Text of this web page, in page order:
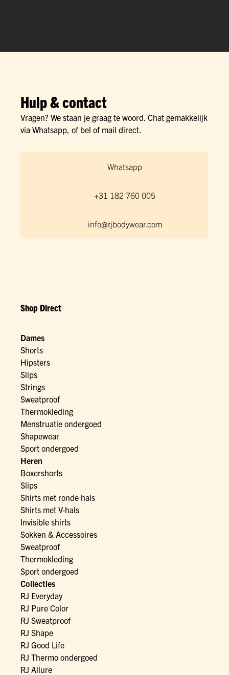
Hulp & contact
Vragen? We staan je graag te woord. Chat gemakkelijk
via Whatsapp, of bel of mail direct.
Whatsapp
+31 182 760 005
info@rjbodywear.com
Shop Direct
Dames
Shorts
Hipsters
Slips
Strings
Sweatproof
Thermokleding
Menstruatie ondergoed
Shapewear
Sport ondergoed
Heren
Boxershorts
Slips
Shirts met ronde hals
Shirts met V-hals
Invisible shirts
Sokken & Accessoires
Sweatproof
Thermokleding
Sport ondergoed
Collecties
RJ Everyday
RJ Pure Color
RJ Sweatproof
RJ Shape
RJ Good Life
RJ Thermo ondergoed
RJ Allure